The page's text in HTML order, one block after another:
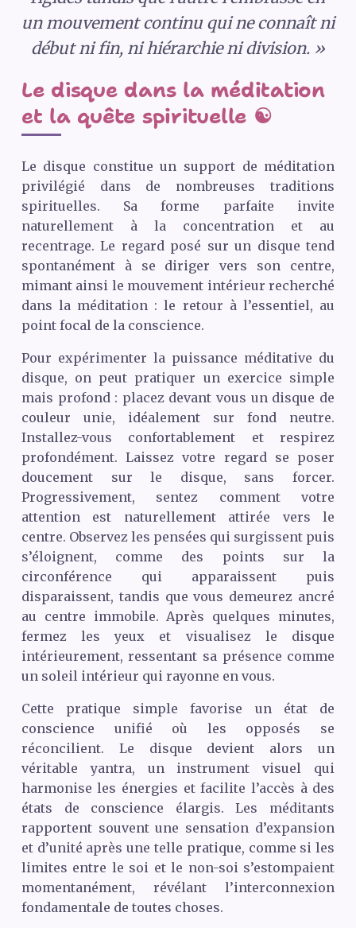
un mouvement continu qui ne connaît ni
début ni fin, ni hiérarchie ni division. »
Le disque dans la méditation
et la quête spirituelle ☯️
Le disque constitue un support de méditation
privilégié dans de nombreuses traditions
spirituelles. Sa forme parfaite invite
naturellement à la concentration et au
recentrage. Le regard posé sur un disque tend
spontanément à se diriger vers son centre,
mimant ainsi le mouvement intérieur recherché
dans la méditation : le retour à l’essentiel, au
point focal de la conscience.
Pour expérimenter la puissance méditative du
disque, on peut pratiquer un exercice simple
mais profond : placez devant vous un disque de
couleur unie, idéalement sur fond neutre.
Installez-vous confortablement et respirez
profondément. Laissez votre regard se poser
doucement sur le disque, sans forcer.
Progressivement, sentez comment votre
attention est naturellement attirée vers le
centre. Observez les pensées qui surgissent puis
s’éloignent, comme des points sur la
circonférence qui apparaissent puis
disparaissent, tandis que vous demeurez ancré
au centre immobile. Après quelques minutes,
fermez les yeux et visualisez le disque
intérieurement, ressentant sa présence comme
un soleil intérieur qui rayonne en vous.
Cette pratique simple favorise un état de
conscience unifié où les opposés se
réconcilient. Le disque devient alors un
véritable yantra, un instrument visuel qui
harmonise les énergies et facilite l’accès à des
états de conscience élargis. Les méditants
rapportent souvent une sensation d’expansion
et d’unité après une telle pratique, comme si les
limites entre le soi et le non-soi s’estompaient
momentanément, révélant l’interconnexion
fondamentale de toutes choses.